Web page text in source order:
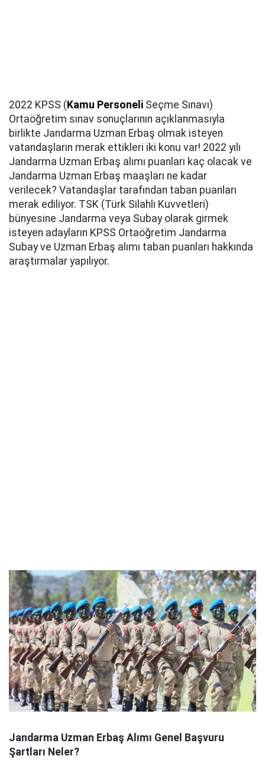
2022 KPSS ( Kamu Personeli Seçme Sınavı)
Ortaöğretim sınav sonuçlarının açıklanmasıyla
birlikte Jandarma Uzman Erbaş olmak isteyen
vatandaşların merak ettikleri iki konu var! 2022 yılı
Jandarma Uzman Erbaş alımı puanları kaç olacak ve
Jandarma Uzman Erbaş maaşları ne kadar
verilecek? Vatandaşlar tarafından taban puanları
merak ediliyor. TSK (Türk Silahlı Kuvvetleri)
bünyesine Jandarma veya Subay olarak girmek
isteyen adayların KPSS Ortaöğretim Jandarma
Subay ve Uzman Erbaş alımı taban puanları hakkında
araştırmalar yapılıyor.
Jandarma Uzman Erbaş Alımı Genel Başvuru
Şartları Neler?